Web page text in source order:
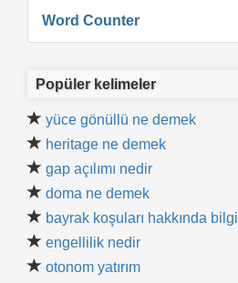
Word Counter
Popüler kelimeler
yüce gönüllü ne demek
heritage ne demek
gap açılımı nedir
doma ne demek
bayrak koşuları hakkında bilgi
engellilik nedir
otonom yatırım